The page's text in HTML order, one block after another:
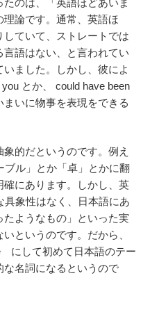
論です。通常、英語ほ
ていて、ストレートでは
語はない、と言われてい
ました。しかし、彼によ
とか、 could have been
いに物事を表現をできる
的だというのです。例え
ル」とか「卓」とかに翻
にあります。しかし、英
具象性はなく、日本語にあ
ようなもの」といった実
というのです。だから、
して初めて日本語のテー
名詞になるというので